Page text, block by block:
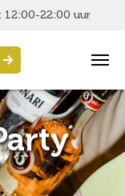
12:00-22:00 uur